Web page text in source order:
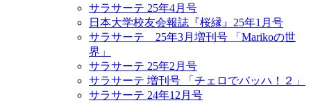
サラサーテ 25年4月号
日本大学校友会報誌『桜縁』25年1月号
サラサーテ 25年3月増刊号 「Marikoの世
界」
サラサーテ 25年2月号
サラサーテ 増刊号 「チェロでバッハ！２」
サラサーテ 24年12月号